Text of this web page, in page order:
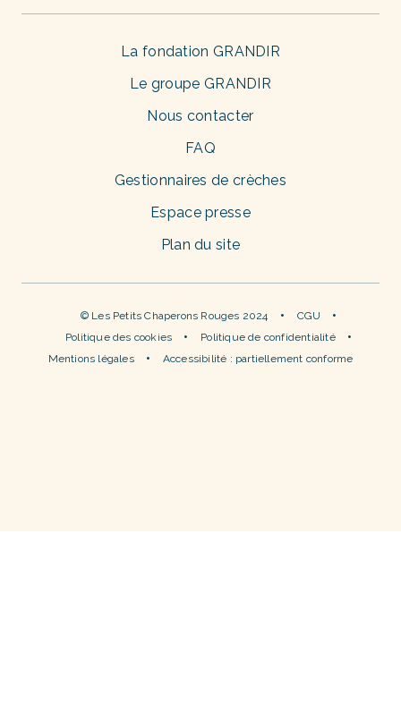
La fondation GRANDIR
Le groupe GRANDIR
Nous contacter
FAQ
Gestionnaires de crèches
Espace presse
Plan du site
© Les Petits Chaperons Rouges 2024
CGU
Politique des cookies
Politique de confidentialité
Mentions légales
Accessibilité : partiellement conforme